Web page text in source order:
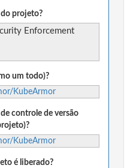
projeto?
Enforcement
um todo)?
KubeArmor
controle de versão
KubeArmor
é liberado?